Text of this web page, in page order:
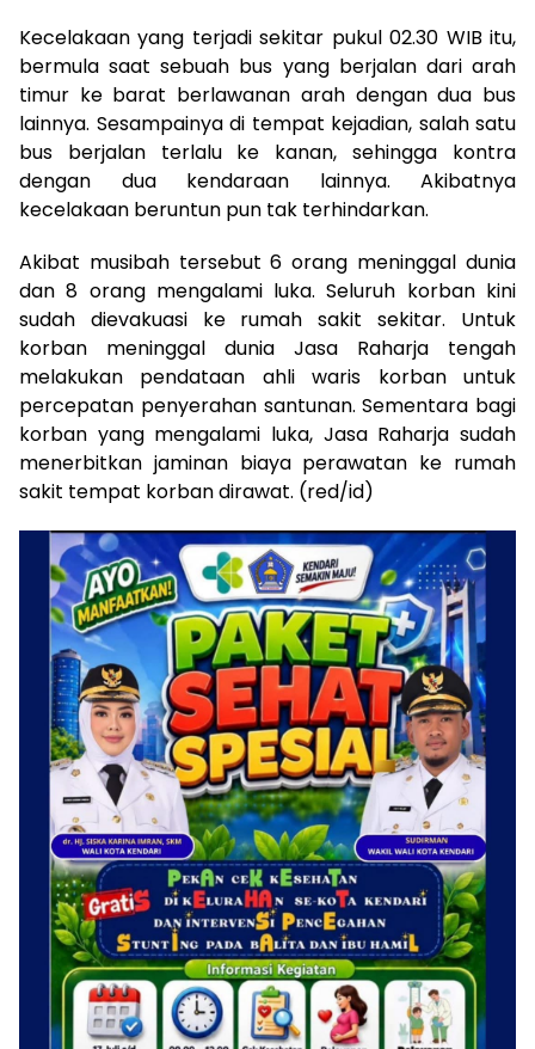
Kecelakaan yang terjadi sekitar pukul 02.30 WIB itu,
bermula saat sebuah bus yang berjalan dari arah
timur ke barat berlawanan arah dengan dua bus
lainnya. Sesampainya di tempat kejadian, salah satu
bus berjalan terlalu ke kanan, sehingga kontra
dengan dua kendaraan lainnya. Akibatnya
kecelakaan beruntun pun tak terhindarkan.
Akibat musibah tersebut 6 orang meninggal dunia
dan 8 orang mengalami luka. Seluruh korban kini
sudah dievakuasi ke rumah sakit sekitar. Untuk
korban meninggal dunia Jasa Raharja tengah
melakukan pendataan ahli waris korban untuk
percepatan penyerahan santunan. Sementara bagi
korban yang mengalami luka, Jasa Raharja sudah
menerbitkan jaminan biaya perawatan ke rumah
sakit tempat korban dirawat. (red/id)